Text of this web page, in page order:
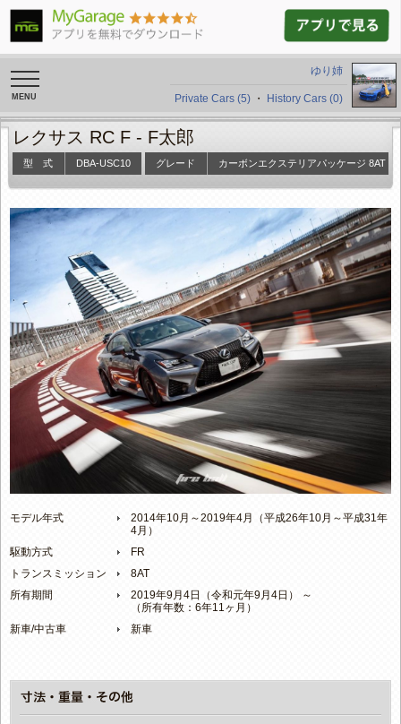
toggle
navigation
ゆり姉
Private Cars (5) ・ History Cars (0)
レクサス RC F - F太郎
型 式 DBA-USC10 グレード カーボンエクステリアパッケージ 8AT
モデル年式
2014年10月～2019年4月（平成26年10月～平成31年
4月）
駆動方式
FR
トランスミッション
8AT
所有期間
2019年9月4日（令和元年9月4日） ～
（所有年数：6年11ヶ月）
新車/中古車
新車